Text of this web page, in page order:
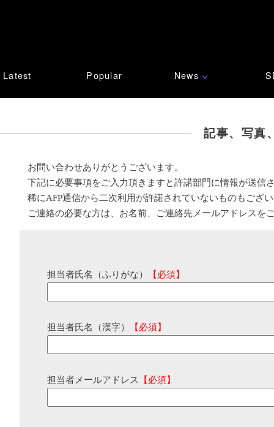
Latest Popular News ∨
記事、写真
お問い合わせありがとうございます。
下記に必要事項をご入力頂きますと許諾部門に情報が送信
稀にAFP通信から二次利用が許諾されていないものもござ
ご連絡の必要な方は、お名前、ご連絡先メールアドレスを
担当者氏名（ふりがな） 【必須】
担当者氏名（漢字） 【必須】
担当者メールアドレス 【必須】